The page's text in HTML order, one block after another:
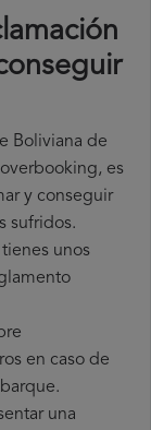
Boliviana de
es
y conseguir
sufridos.
unos
en caso de
una